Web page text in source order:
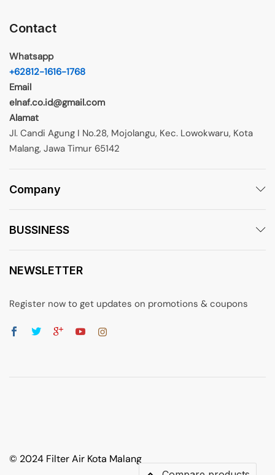
Contact
Whatsapp
+62812-1616-1768
Email
elnaf.co.id@gmail.com
Alamat
Jl. Candi Agung I No.28, Mojolangu, Kec. Lowokwaru, Kota
Malang, Jawa Timur 65142
Company
BUSSINESS
NEWSLETTER
Register now to get updates on promotions & coupons
© 2024 Filter Air Kota Malang